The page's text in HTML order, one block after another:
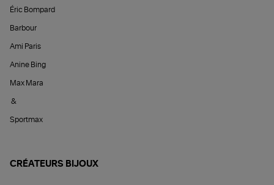
Éric Bompard
Barbour
Ami Paris
Anine Bing
Max Mara
&
Sportmax
CRÉATEURS BIJOUX